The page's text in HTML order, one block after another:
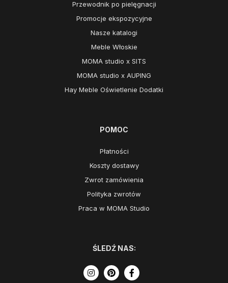
Przewodnik po pielęgnacji
Promocje ekspozycyjne
Nasze katalogi
Meble Włoskie
MOMA studio x SITS
MOMA studio x AUPING
Hay Meble Oświetlenie Dodatki
POMOC
Płatności
Koszty dostawy
Zwrot zamówienia
Polityka zwrotów
Praca w MOMA Studio
ŚLEDŹ NAS: